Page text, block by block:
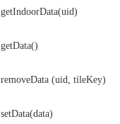
getIndoorData(uid)
getData()
removeData (uid, tileKey)
setData(data)